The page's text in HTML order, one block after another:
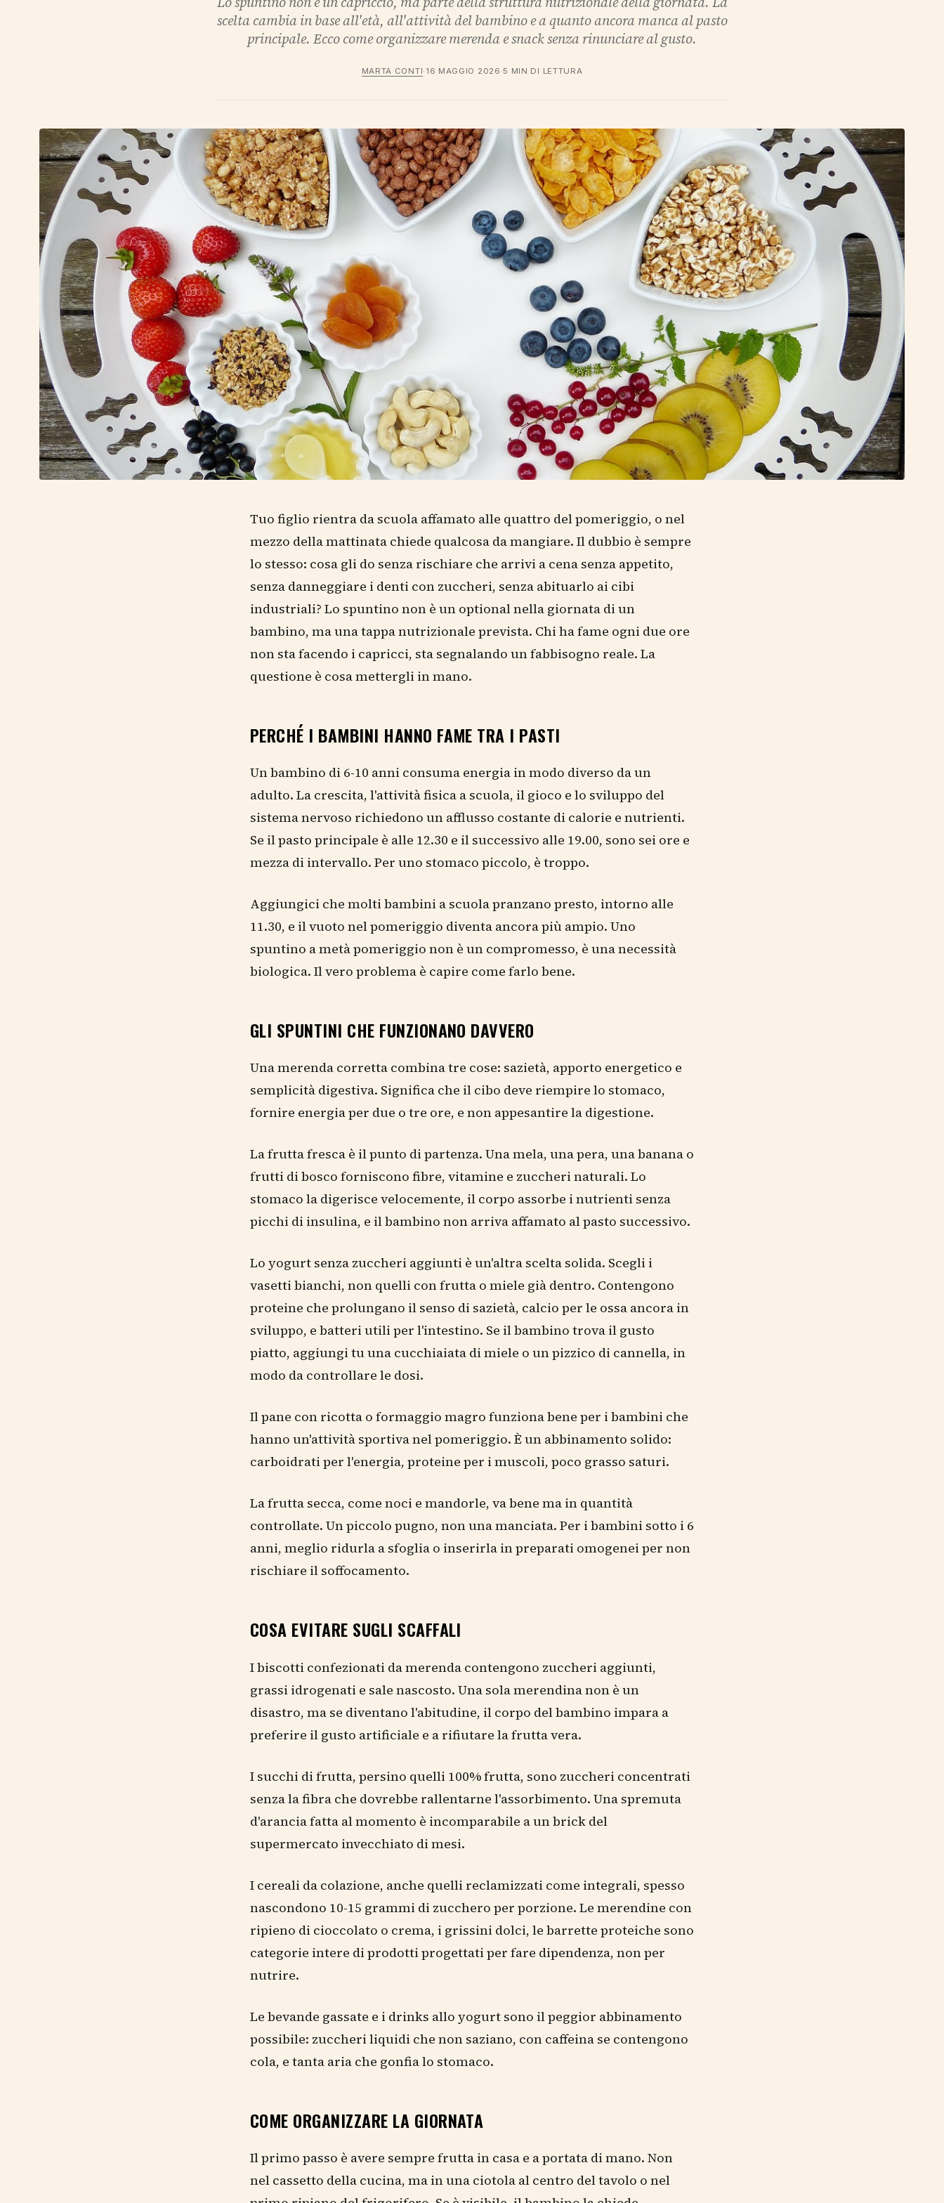
scelta cambia in base all'età, all'attività del bambino e a quanto ancora manca al pasto
principale. Ecco come organizzare merenda e snack senza rinunciare al gusto.
MARTA CONTI· 16 MAGGIO 2026 ·5 MIN DI LETTURA
Tuo figlio rientra da scuola affamato alle quattro del pomeriggio, o nel
mezzo della mattinata chiede qualcosa da mangiare. Il dubbio è sempre
lo stesso: cosa gli do senza rischiare che arrivi a cena senza appetito,
senza danneggiare i denti con zuccheri, senza abituarlo ai cibi
industriali? Lo spuntino non è un optional nella giornata di un
bambino, ma una tappa nutrizionale prevista. Chi ha fame ogni due ore
non sta facendo i capricci, sta segnalando un fabbisogno reale. La
questione è cosa mettergli in mano.
PERCHÉ I BAMBINI HANNO FAME TRA I PASTI
Un bambino di 6-10 anni consuma energia in modo diverso da un
adulto. La crescita, l'attività fisica a scuola, il gioco e lo sviluppo del
sistema nervoso richiedono un afflusso costante di calorie e nutrienti.
Se il pasto principale è alle 12.30 e il successivo alle 19.00, sono sei ore e
mezza di intervallo. Per uno stomaco piccolo, è troppo.
Aggiungici che molti bambini a scuola pranzano presto, intorno alle
11.30, e il vuoto nel pomeriggio diventa ancora più ampio. Uno
spuntino a metà pomeriggio non è un compromesso, è una necessità
biologica. Il vero problema è capire come farlo bene.
GLI SPUNTINI CHE FUNZIONANO DAVVERO
Una merenda corretta combina tre cose: sazietà, apporto energetico e
semplicità digestiva. Significa che il cibo deve riempire lo stomaco,
fornire energia per due o tre ore, e non appesantire la digestione.
La frutta fresca è il punto di partenza. Una mela, una pera, una banana o
frutti di bosco forniscono fibre, vitamine e zuccheri naturali. Lo
stomaco la digerisce velocemente, il corpo assorbe i nutrienti senza
picchi di insulina, e il bambino non arriva affamato al pasto successivo.
Lo yogurt senza zuccheri aggiunti è un'altra scelta solida. Scegli i
vasetti bianchi, non quelli con frutta o miele già dentro. Contengono
proteine che prolungano il senso di sazietà, calcio per le ossa ancora in
sviluppo, e batteri utili per l'intestino. Se il bambino trova il gusto
piatto, aggiungi tu una cucchiaiata di miele o un pizzico di cannella, in
modo da controllare le dosi.
Il pane con ricotta o formaggio magro funziona bene per i bambini che
hanno un'attività sportiva nel pomeriggio. È un abbinamento solido:
carboidrati per l'energia, proteine per i muscoli, poco grasso saturi.
La frutta secca, come noci e mandorle, va bene ma in quantità
controllate. Un piccolo pugno, non una manciata. Per i bambini sotto i 6
anni, meglio ridurla a sfoglia o inserirla in preparati omogenei per non
rischiare il soffocamento.
COSA EVITARE SUGLI SCAFFALI
I biscotti confezionati da merenda contengono zuccheri aggiunti,
grassi idrogenati e sale nascosto. Una sola merendina non è un
disastro, ma se diventano l'abitudine, il corpo del bambino impara a
preferire il gusto artificiale e a rifiutare la frutta vera.
I succhi di frutta, persino quelli 100% frutta, sono zuccheri concentrati
senza la fibra che dovrebbe rallentarne l'assorbimento. Una spremuta
d'arancia fatta al momento è incomparabile a un brick del
supermercato invecchiato di mesi.
I cereali da colazione, anche quelli reclamizzati come integrali, spesso
nascondono 10-15 grammi di zucchero per porzione. Le merendine con
ripieno di cioccolato o crema, i grissini dolci, le barrette proteiche sono
categorie intere di prodotti progettati per fare dipendenza, non per
nutrire.
Le bevande gassate e i drinks allo yogurt sono il peggior abbinamento
possibile: zuccheri liquidi che non saziano, con caffeina se contengono
cola, e tanta aria che gonfia lo stomaco.
COME ORGANIZZARE LA GIORNATA
Il primo passo è avere sempre frutta in casa e a portata di mano. Non
nel cassetto della cucina, ma in una ciotola al centro del tavolo o nel